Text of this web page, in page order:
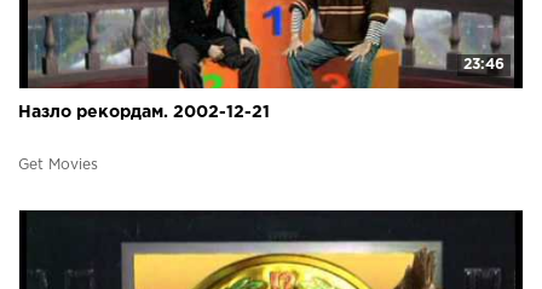
23:46
Назло рекордам. 2002-12-21
Get Movies